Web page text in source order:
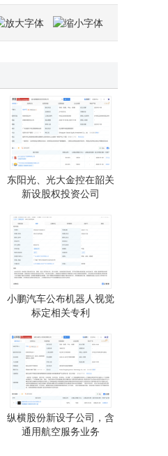
巴菲特2026年正式退休 63岁阿贝尔接棒续写伯克希尔新篇章
千禾味业伍超群：开拓“零添加”赛道 入选2025食品行业杰出人物榜单
东阳光、光大金控在韶关
新设股权投资公司
小鹏汽车公布机器人视觉
标定相关专利
纵横股份新设子公司，含
通用航空服务业务